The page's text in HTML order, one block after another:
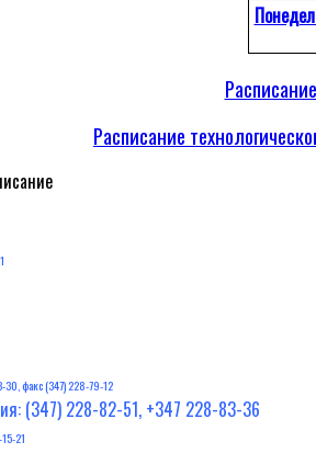
Расписание
факс (347) 228-79-12
(347) 228-82-51, +347 228-83-36
21